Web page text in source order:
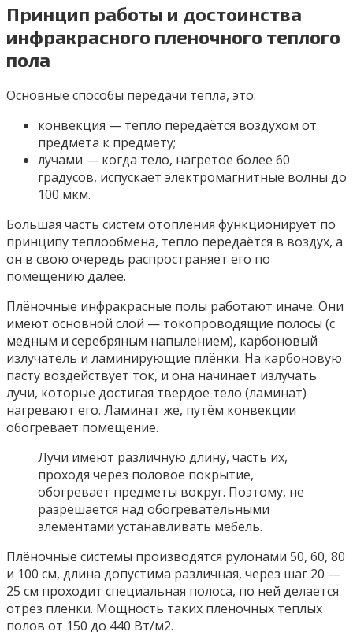
Принцип работы и достоинства
инфракрасного пленочного теплого
пола
Основные способы передачи тепла, это:
конвекция — тепло передаётся воздухом от
предмета к предмету;
лучами — когда тело, нагретое более 60
градусов, испускает электромагнитные волны до
100 мкм.
Большая часть систем отопления функционирует по
принципу теплообмена, тепло передаётся в воздух, а
он в свою очередь распространяет его по
помещению далее.
Плёночные инфракрасные полы работают иначе. Они
имеют основной слой — токопроводящие полосы (с
медным и серебряным напылением), карбоновый
излучатель и ламинирующие плёнки. На карбоновую
пасту воздействует ток, и она начинает излучать
лучи, которые достигая твердое тело (ламинат)
нагревают его. Ламинат же, путём конвекции
обогревает помещение.
Лучи имеют различную длину, часть их,
проходя через половое покрытие,
обогревает предметы вокруг. Поэтому, не
разрешается над обогревательными
элементами устанавливать мебель.
Плёночные системы производятся рулонами 50, 60, 80
и 100 см, длина допустима различная, через шаг 20 —
25 см проходит специальная полоса, по ней делается
отрез плёнки. Мощность таких плёночных тёплых
полов от 150 до 440 Вт/м2.